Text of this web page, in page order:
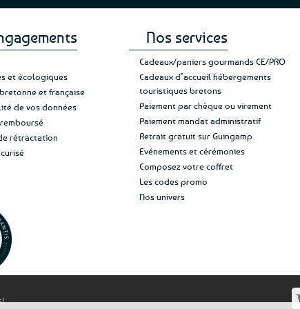
et écologiques
et française
de vos données
rétractation
Nos services
Cadeaux/paniers gourmands CE/PRO
Cadeaux d’accueil hébergements
touristiques bretons
Paiement par chèque ou virement
Paiement mandat administratif
Retrait gratuit sur Guingamp
Evénements et cérémonies
Composez votre coffret
Les codes promo
Nos univers